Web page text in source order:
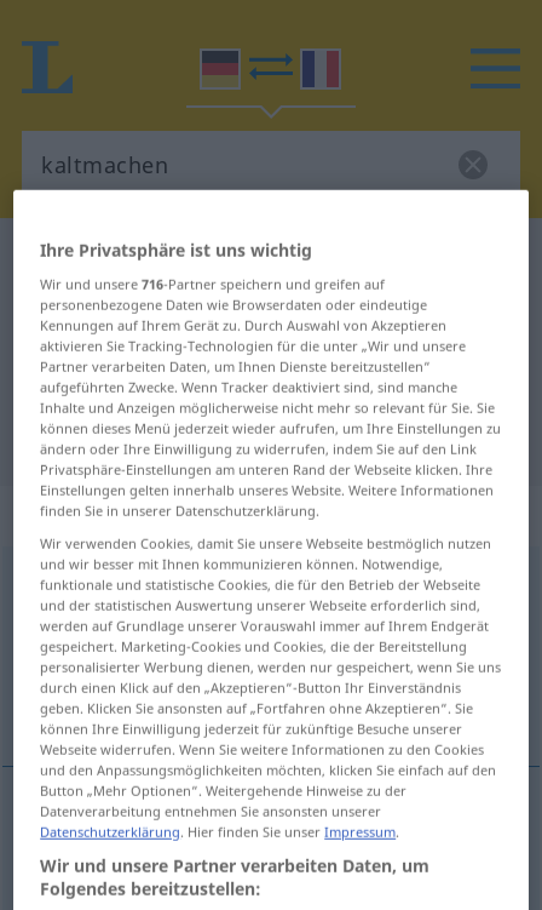
Deutsch-Französisch Wörterbuch
Deutsch-Französisch Übersetzung
für "kaltmachen"
"kaltmachen" Französisch
Übersetzung
„kaltmachen“: transitives Verb
kaltmachenv/t UMG
Übersicht aller Übersetzungen
(Für mehr Details die Übersetzung anklicken/antippen)
refroidir descendre
Beispiele
jemanden kaltmachen
refroidirqn
Ihre Privatsphäre ist uns wichtig
Wir und unsere716-Partner speichern und greifen auf
personenbezogene Daten wie Browserdaten oder eindeutige
Kennungen auf Ihrem Gerät zu. Durch Auswahl von Akzeptieren
aktivieren Sie Tracking-Technologien für die unter „Wir und unsere
Partner verarbeiten Daten, um Ihnen Dienste bereitzustellen“
aufgeführten Zwecke. Wenn Tracker deaktiviert sind, sind manche
Inhalte und Anzeigen möglicherweise nicht mehr so relevant für Sie. Sie
können dieses Menü jederzeit wieder aufrufen, um Ihre Einstellungen zu
ändern oder Ihre Einwilligung zu widerrufen, indem Sie auf den Link
Privatsphäre-Einstellungen am unteren Rand der Webseite klicken. Ihre
Einstellungen gelten innerhalb unseres Website. Weitere Informationen
finden Sie in unserer Datenschutzerklärung.
Wir verwenden Cookies, damit Sie unsere Webseite bestmöglich nutzen
und wir besser mit Ihnen kommunizieren können. Notwendige,
funktionale und statistische Cookies, die für den Betrieb der Webseite
und der statistischen Auswertung unserer Webseite erforderlich sind,
werden auf Grundlage unserer Vorauswahl immer auf Ihrem Endgerät
gespeichert. Marketing-Cookies und Cookies, die der Bereitstellung
personalisierter Werbung dienen, werden nur gespeichert, wenn Sie uns
durch einen Klick auf den „Akzeptieren“-Button Ihr Einverständnis
geben. Klicken Sie ansonsten auf „Fortfahren ohne Akzeptieren“. Sie
können Ihre Einwilligung jederzeit für zukünftige Besuche unserer
Webseite widerrufen. Wenn Sie weitere Informationen zu den Cookies
und den Anpassungsmöglichkeiten möchten, klicken Sie einfach auf den
Button „Mehr Optionen“. Weitergehende Hinweise zu der
Datenverarbeitung entnehmen Sie ansonsten unserer
Datenschutzerklärung. Hier finden Sie unserImpressum.
Wir und unsere Partner verarbeiten Daten, um
Folgendes bereitzustellen: